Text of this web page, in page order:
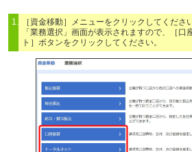
1.
［資金移動］メニューをクリックしてください
「業務選択」画面が表示されますので、［口
ト］ボタンをクリックしてください。